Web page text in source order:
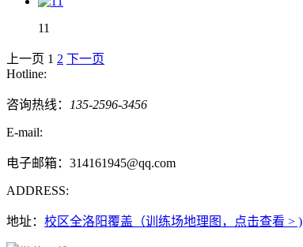
11
上一页 1 2 下一页
Hotline:
咨询热线： 135-2596-3456
E-mail:
电子邮箱：314161945@qq.com
ADDRESS:
地址： 校区全洛阳覆盖（训练场地理图，点击查看 > )